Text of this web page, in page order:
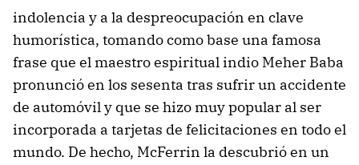
indolencia y a la despreocupación en clave
humorística, tomando como base una famosa
frase que el maestro espiritual indio Meher Baba
pronunció en los sesenta tras sufrir un accidente
de automóvil y que se hizo muy popular al ser
incorporada a tarjetas de felicitaciones en todo el
mundo. De hecho, McFerrin la descubrió en un